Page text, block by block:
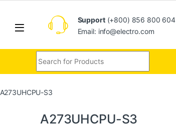
Support(+800) 856 800 604
Email: info@electro.com
A273UHCPU-S3
A273UHCPU-S3